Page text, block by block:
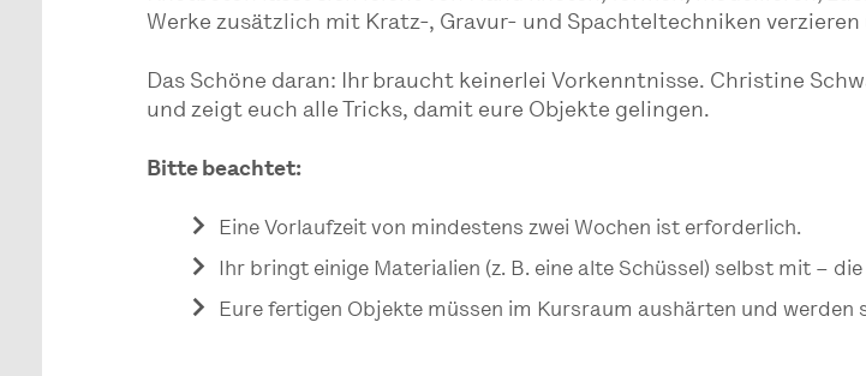
Werke zusätzlich mit Kratz-, Gravur- und Spachteltechniken
Das Schöne daran: Ihr braucht keinerlei Vorkenntnisse. Christine
und zeigt euch alle Tricks, damit eure Objekte gelingen.
Bitte beachtet:
Eine Vorlaufzeit von mindestens zwei Wochen ist erforderlich.
Ihr bringt einige Materialien (z. B. eine alte Schüssel) selbst mit –
Eure fertigen Objekte müssen im Kursraum aushärten und